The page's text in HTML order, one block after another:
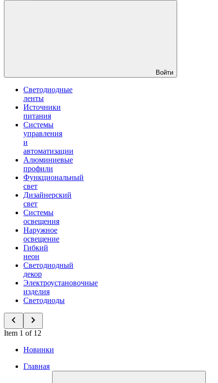
Войти
Светодиодные
ленты
Источники
питания
Системы
управления
и
автоматизации
Алюминиевые
профили
Функциональный
свет
Дизайнерский
свет
Системы
освещения
Наружное
освещение
Гибкий
неон
Светодиодный
декор
Электроустановочные
изделия
Светодиоды
Item 1 of 12
Новинки
Главная